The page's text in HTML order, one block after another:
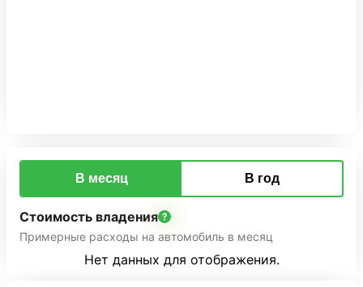
В месяц В год
Стоимость владения
Примерные расходы на автомобиль в месяц
Нет данных для отображения.